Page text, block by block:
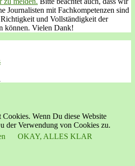
Journalisten mit Fachkompetenzen sind
und Vollständigkeit der
können. Vielen Dank!
Cookies. Wenn Du diese Website
der Verwendung von Cookies zu.
OKAY, ALLES KLAR